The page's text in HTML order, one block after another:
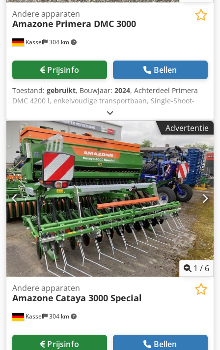
Kassel 304 km
Andere apparaten
Amazone Primera DMC 3000
Prijsinfo Bellen
Toestand: gebruikt, Bouwjaar: 2024, Achterdeel Primera
DMC 4200 l, enkelvoudige transportbaan, Single-Shoot-
verdeelkoppen / voor 16 rijen. Lange laadbrug voor
achterdeel. Dissel met opklapbare steunpoot /
ondertrekhaak Cat.3. Geremde as met parkeerrem /
tweeleidings-pneumatisch remsysteem. Dkedpfx
Aaeuhnwvs Ijr
Advertentie
1 / 6
Kassel 304 km
Andere apparaten
Amazone Cataya 3000 Special
Prijsinfo Bellen